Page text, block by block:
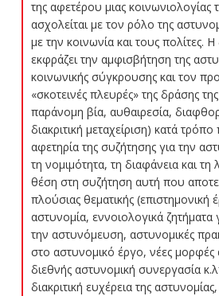
της αφετέρου μιας κοινωνιολογίας
ασχολείται με τον ρόλο της
με την κοινωνία και τους πολίτες.
εκφράζει την αμφισβήτηση της
κοινωνικής σύγκρουσης και τον
«σκοτεινές πλευρές» της δράσης
παράνομη βία, αυθαιρεσία,
διακριτική μεταχείριση) κατά
αφετηρία της συζήτησης για την
τη νομιμότητα, τη διαφάνεια και τη
θέση στη συζήτηση αυτή που
πλούσιας θεματικής (επιστημονική
αστυνομία, εννοιολογικά ζητήματα
την αστυνόμευση, αστυνομικές
στο αστυνομικό έργο, νέες
διεθνής αστυνομική συνεργασία
διακριτική ευχέρεια της